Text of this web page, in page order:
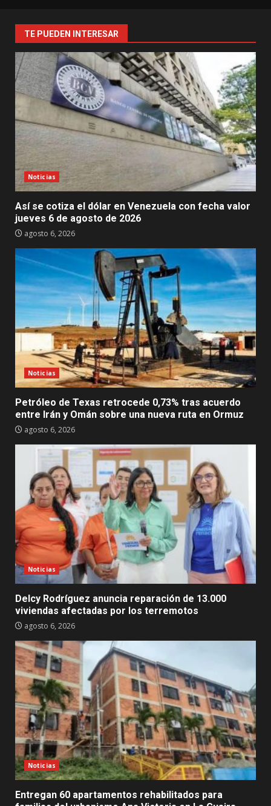
TE PUEDEN INTERESAR
Noticias
Así se cotiza el dólar en Venezuela con fecha valor
jueves 6 de agosto de 2026
agosto 6, 2026
Noticias
Petróleo de Texas retrocede 0,73% tras acuerdo
entre Irán y Omán sobre una nueva ruta en Ormuz
agosto 6, 2026
Noticias
Delcy Rodríguez anuncia reparación de 13.000
viviendas afectadas por los terremotos
agosto 6, 2026
Noticias
Entregan 60 apartamentos rehabilitados para